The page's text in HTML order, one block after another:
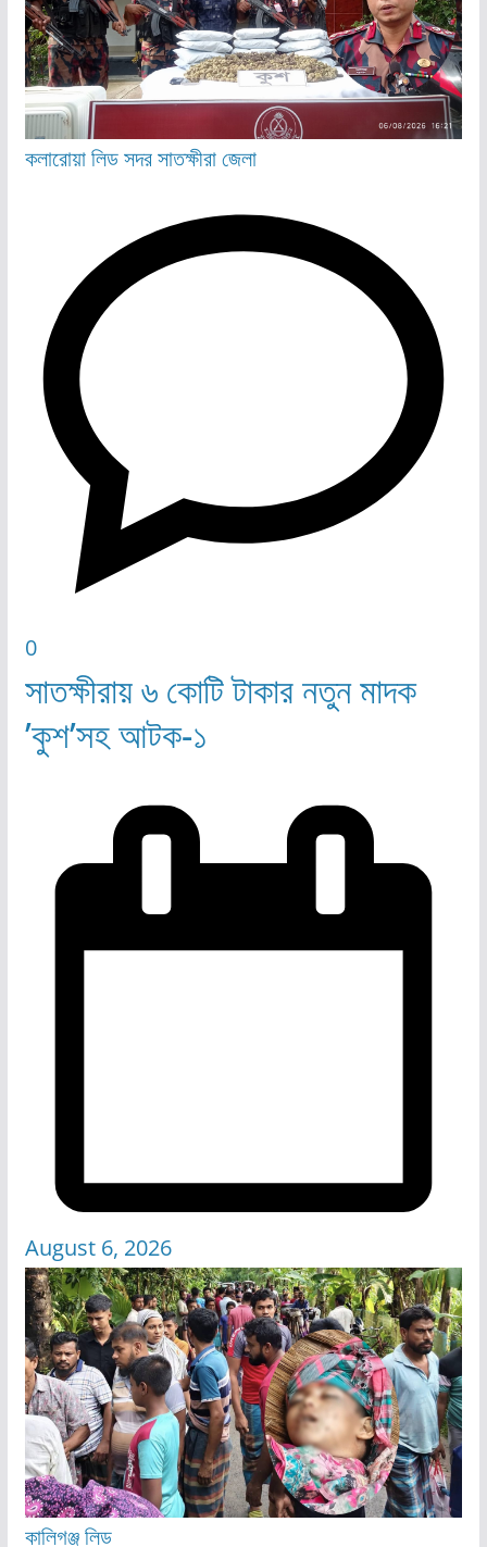
কলারোয়ালিডসদরসাতক্ষীরা জেলা
0
সাতক্ষীরায় ৬ কোটি টাকার নতুন মাদক
’কুশ’সহ আটক-১
August 6, 2026
কালিগঞ্জলিড